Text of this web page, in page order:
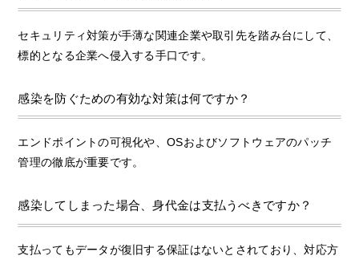
セキュリティ対策が手薄な関連企業や取引先を踏み台にして、
標的となる企業へ侵入する手口です。
感染を防ぐための有効な対策は何ですか？
エンドポイントの可視化や、OSおよびソフトウェアのパッチ
管理の徹底が重要です。
感染してしまった場合、身代金は支払うべきですか？
支払ってもデータが復旧する保証はないとされており、対応方